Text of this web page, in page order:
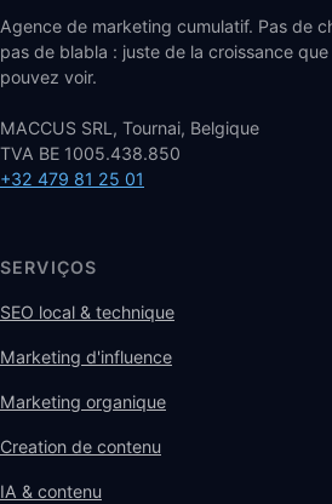
Agence de marketing cumulatif. Pas de
pas de blabla : juste de la croissance
pouvez voir.
MACCUS SRL, Tournai, Belgique
TVA BE 1005.438.850
+32 479 81 25 01
SERVIÇOS
SEO local & technique
Marketing d'influence
Marketing organique
Creation de contenu
IA & contenu